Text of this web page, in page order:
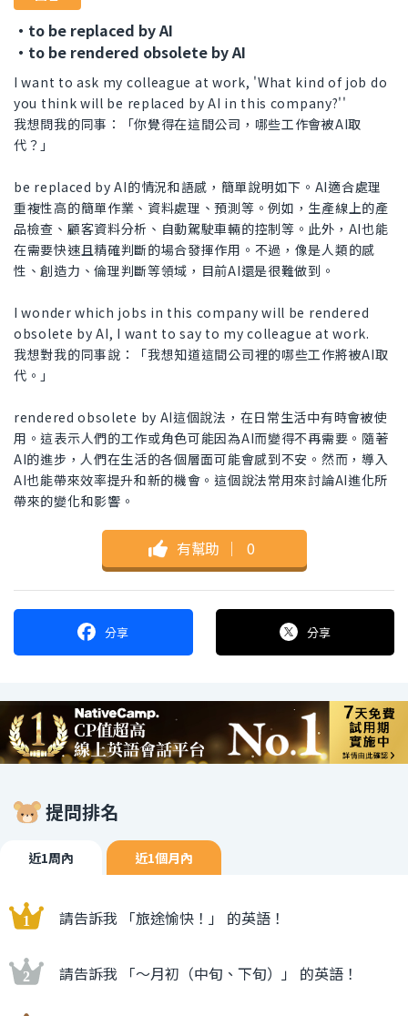
・to be replaced by AI
・to be rendered obsolete by AI
I want to ask my colleague at work, 'What kind of job do
you think will be replaced by AI in this company?''
我想問我的同事：「你覺得在這間公司，哪些工作會被AI取
代？」
be replaced by AI的情況和語感，簡單說明如下。AI適合處理
重複性高的簡單作業、資料處理、預測等。例如，生產線上的產
品檢查、顧客資料分析、自動駕駛車輛的控制等。此外，AI也能
在需要快速且精確判斷的場合發揮作用。不過，像是人類的感
性、創造力、倫理判斷等領域，目前AI還是很難做到。
I wonder which jobs in this company will be rendered
obsolete by AI, I want to say to my colleague at work.
我想對我的同事說：「我想知道這間公司裡的哪些工作將被AI取
代。」
rendered obsolete by AI這個說法，在日常生活中有時會被使
用。這表示人們的工作或角色可能因為AI而變得不再需要。隨著
AI的進步，人們在生活的各個層面可能會感到不安。然而，導入
AI也能帶來效率提升和新的機會。這個說法常用來討論AI進化所
帶來的變化和影響。
有幫助 ｜ 0
分享 分享
提問排名
近1周內 近1個月內
請告訴我 「旅途愉快！」 的英語！
請告訴我 「〜月初（中旬、下旬）」 的英語！